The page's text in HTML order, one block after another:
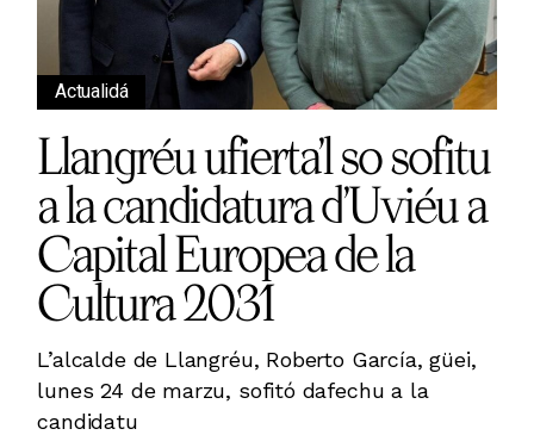
Actualidá
Llangréu ufierta’l so sofitu
a la candidatura d’Uviéu a
Capital Europea de la
Cultura 2031
L’alcalde de Llangréu, Roberto García, güei,
lunes 24 de marzu, sofitó dafechu a la
candidatu